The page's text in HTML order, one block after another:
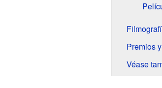
Premios
Véase